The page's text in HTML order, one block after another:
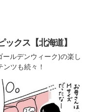
クス【北海道】
ルデンウィーク)の楽し
ツも続々！